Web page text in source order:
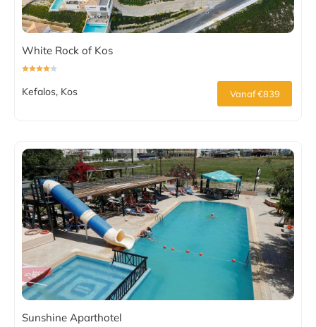
White Rock of Kos
Kefalos, Kos Vanaf €839
Sunshine Aparthotel